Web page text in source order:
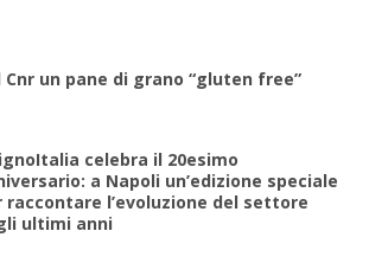
Cnr un pane di grano “gluten free”
celebra il 20esimo
a Napoli un’edizione speciale
raccontare l’evoluzione del settore
ultimi anni